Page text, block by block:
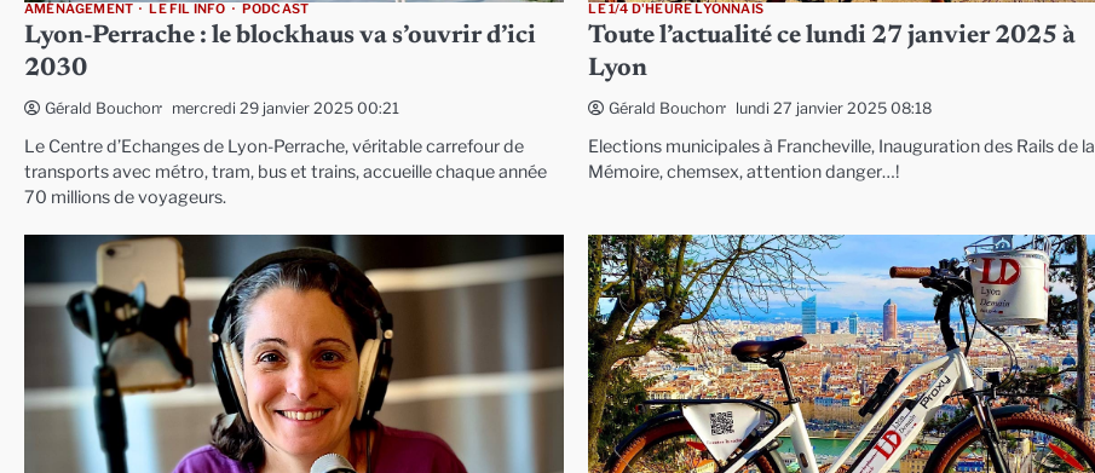
AMÉNAGEMENT LE FIL INFO PODCAST
Lyon-Perrache : le blockhaus va s’ouvrir d’ici
2030
Gérald Bouchon mercredi 29 janvier 2025 00:21
Le Centre d’Echanges de Lyon-Perrache, véritable carrefour de
transports avec métro, tram, bus et trains, accueille chaque année
70 millions de voyageurs.
LE 1/4 D'HEURE LYONNAIS
Toute l’actualité ce lundi 27 janvier 2025 à
Lyon
Gérald Bouchon lundi 27 janvier 2025 08:18
Elections municipales à Francheville, Inauguration des Rails de la
Mémoire, chemsex, attention danger…!